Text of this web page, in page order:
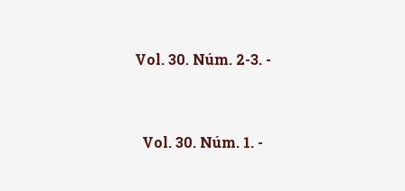
Vol. 30. Núm. 2-3. -
Vol. 30. Núm. 1. -